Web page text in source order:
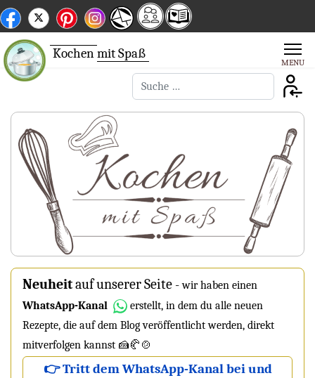
Kochenmit Spaß
Suchen
Neuheitauf unserer Seite -wir haben einen
WhatsApp-Kanal
erstellt, in dem du alle neuen
Rezepte, die auf dem Blog veröffentlicht werden, direkt
mitverfolgen kannst 🍰🥐🍲
👉 Tritt dem WhatsApp-Kanal bei und